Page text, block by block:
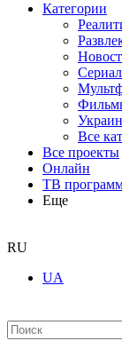
Категории
Все
Все проекты
Онлайн
ТВ
Еще
RU
UA